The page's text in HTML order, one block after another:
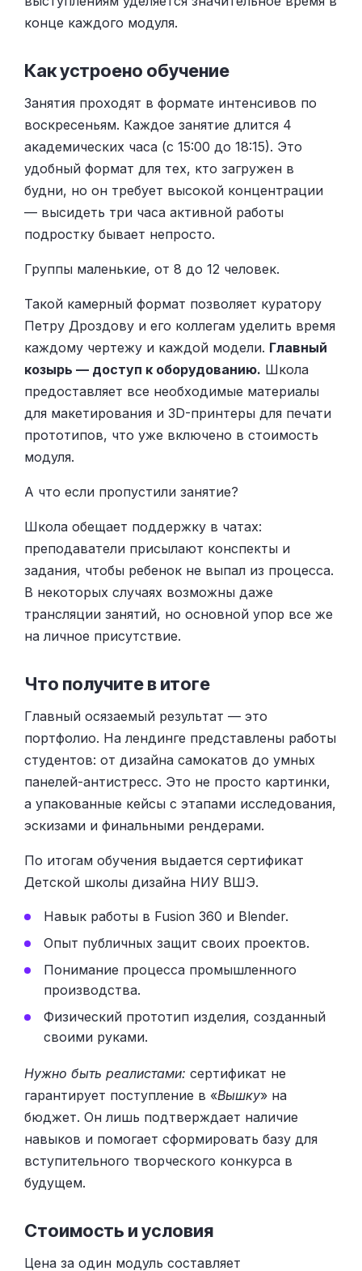
конце каждого модуля.
Как устроено обучение
Занятия проходят в формате интенсивов по
воскресеньям. Каждое занятие длится 4
академических часа (с 15:00 до 18:15). Это
удобный формат для тех, кто загружен в
будни, но он требует высокой концентрации
— высидеть три часа активной работы
подростку бывает непросто.
Группы маленькие, от 8 до 12 человек.
Такой камерный формат позволяет куратору
Петру Дроздову и его коллегам уделить время
каждому чертежу и каждой модели. Главный
козырь — доступ к оборудованию. Школа
предоставляет все необходимые материалы
для макетирования и 3D-принтеры для печати
прототипов, что уже включено в стоимость
модуля.
А что если пропустили занятие?
Школа обещает поддержку в чатах:
преподаватели присылают конспекты и
задания, чтобы ребенок не выпал из процесса.
В некоторых случаях возможны даже
трансляции занятий, но основной упор все же
на личное присутствие.
Что получите в итоге
Главный осязаемый результат — это
портфолио. На лендинге представлены работы
студентов: от дизайна самокатов до умных
панелей-антистресс. Это не просто картинки,
а упакованные кейсы с этапами исследования,
эскизами и финальными рендерами.
По итогам обучения выдается сертификат
Детской школы дизайна НИУ ВШЭ.
Навык работы в Fusion 360 и Blender.
Опыт публичных защит своих проектов.
Понимание процесса промышленного
производства.
Физический прототип изделия, созданный
своими руками.
Нужно быть реалистами: сертификат не
гарантирует поступление в «Вышку» на
бюджет. Он лишь подтверждает наличие
навыков и помогает сформировать базу для
вступительного творческого конкурса в
будущем.
Стоимость и условия
Цена за один модуль составляет